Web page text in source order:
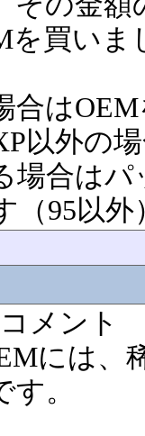
を買いま
は
以外の
合はパ
（95以外
メント
には、
。